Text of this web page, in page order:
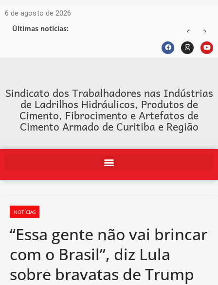
6 de agosto de 2026
Últimas notícias:
Sindicato dos Trabalhadores nas Indústrias
de Ladrilhos Hidráulicos, Produtos de
Cimento, Fibrocimento e Artefatos de
Cimento Armado de Curitiba e Região
NOTÍCIAS
“Essa gente não vai brincar
com o Brasil”, diz Lula
sobre bravatas de Trump